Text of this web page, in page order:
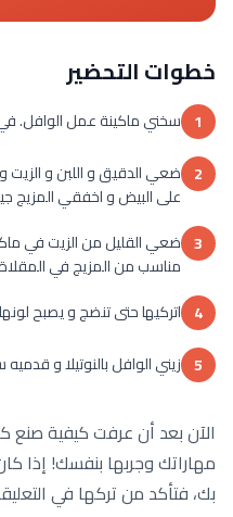
خطوات التحضير
1 سخني ماكينة عمل الوافل.
2 ضعي الدقيق و اللبن و الزيت و
على البيض و اخفقي المزيج
3 ضعي القليل من الزيت في
مناسب من المزيج في
4 اتركيها حتى تنضج و يصبح
5 زيني الوافل بالنوتيلا و قدميه
الآن بعد أن عرفت كيفية صنع
مهاراتك وجربها بنفسك! إذا
بك، فتأكد من تركها في